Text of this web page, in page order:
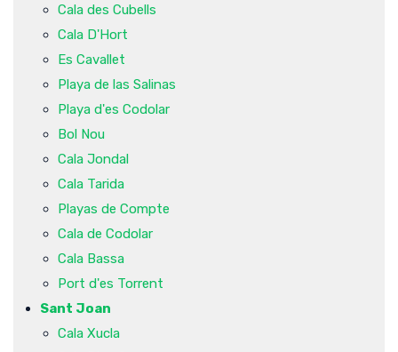
Cala des Cubells
Cala D'Hort
Es Cavallet
Playa de las Salinas
Playa d'es Codolar
Bol Nou
Cala Jondal
Cala Tarida
Playas de Compte
Cala de Codolar
Cala Bassa
Port d'es Torrent
Sant Joan
Cala Xucla